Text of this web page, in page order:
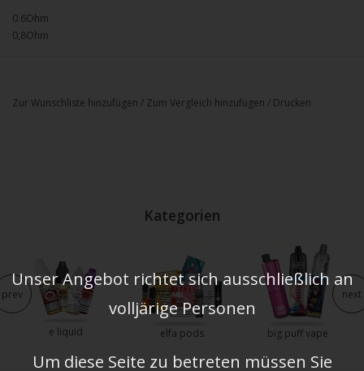
0.6Ohm
0,8Ohm
Zur Wunschliste hinzufügen / Zum Vergleich hinzufügen / Drucken
Kategorien
e liquid elfa pods big puff vape
prev next
Unser Angebot richtet sich ausschließlich an
volljärige Personen
Um diese Seite zu betreten müssen Sie